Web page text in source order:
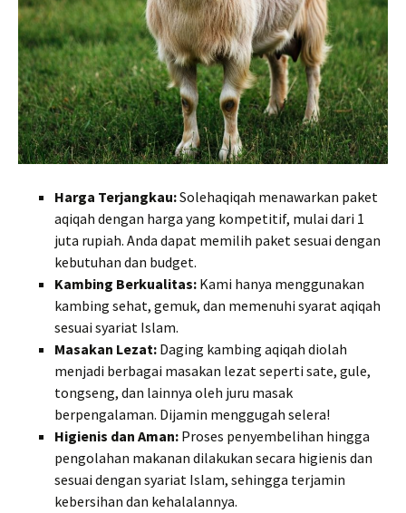
Harga Terjangkau:Solehaqiqah menawarkan paket
aqiqah dengan harga yang kompetitif, mulai dari 1
juta rupiah. Anda dapat memilih paket sesuai dengan
kebutuhan dan budget.
Kambing Berkualitas: Kami hanya menggunakan
kambing sehat, gemuk, dan memenuhi syarat aqiqah
sesuai syariat Islam.
Masakan Lezat: Daging kambing aqiqah diolah
menjadi berbagai masakan lezat seperti sate, gule,
tongseng, dan lainnya oleh juru masak
berpengalaman. Dijamin menggugah selera!
Higienis dan Aman: Proses penyembelihan hingga
pengolahan makanan dilakukan secara higienis dan
sesuai dengan syariat Islam, sehingga terjamin
kebersihan dan kehalalannya.